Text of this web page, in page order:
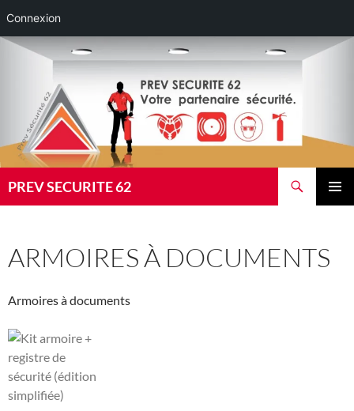
Connexion
Aller
PREV SECURITE 62
ARMOIRES À DOCUMENTS
Armoires à documents